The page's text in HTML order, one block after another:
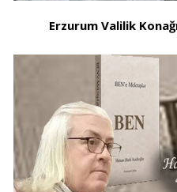
Erzurum Valilik